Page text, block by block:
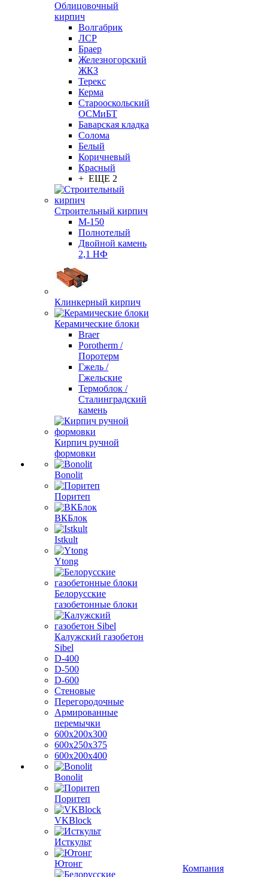
Облицовочный
кирпич
Волгабрик
ЛСР
Браер
Железногорский
ЖКЗ
Терекс
Керма
Старооскольский
ОСМиБТ
Баварская кладка
Солома
Белый
Коричневый
Красный
+ ЕЩЕ 2
Строительный кирпич
М-150
Полнотелый
Двойной камень
2,1 НФ
Клинкерный кирпич
Керамические блоки
Braer
Porotherm /
Поротерм
Гжель /
Гжельские
Термоблок /
Сталинградский
камень
Кирпич ручной
формовки
Bonolit
Поритеп
ВКБлок
Istkult
Ytong
Белорусские
газобетонные блоки
Калужский газобетон
Sibel
D-400
D-500
D-600
Стеновые
Перегородочные
Армированные
перемычки
600х200х300
600х250х375
600х200х400
Bonolit
Поритеп
VKBlock
Исткульт
Ютонг
Компания